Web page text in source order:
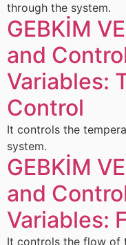
through the system.
GEBKİM
and
Variables:
Control
It controls the
system.
GEBKİM
and
Variables:
It controls the flow of